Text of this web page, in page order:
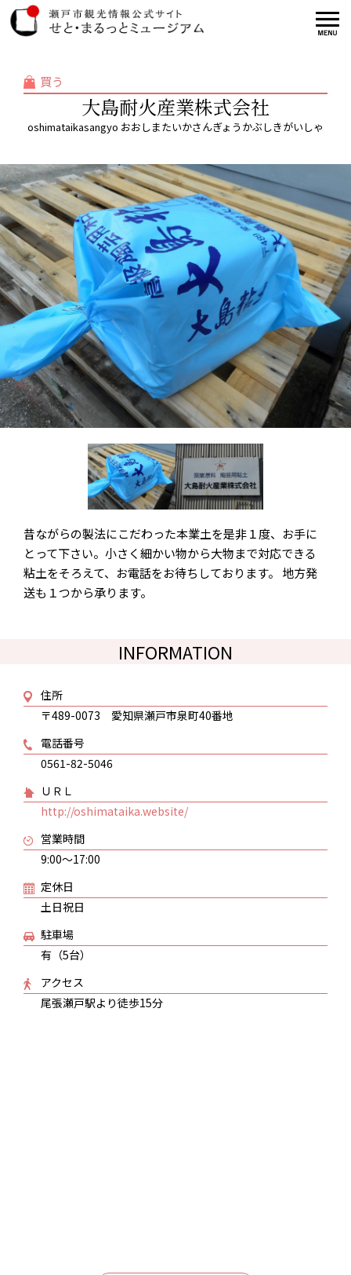
買う
大島耐火産業株式会社
oshimataikasangyo おおしまたいかさんぎょうかぶしきがいしゃ
昔ながらの製法にこだわった本業土を是非１度、お手に
とって下さい。小さく細かい物から大物まで対応できる
粘土をそろえて、お電話をお待ちしております。 地方発
送も１つから承ります。
INFORMATION
住所
〒489-0073 愛知県瀬戸市泉町40番地
電話番号
0561-82-5046
ＵＲＬ
http://oshimataika.website/
営業時間
9:00〜17:00
定休日
土日祝日
駐車場
有（5台）
アクセス
尾張瀬戸駅より徒歩15分